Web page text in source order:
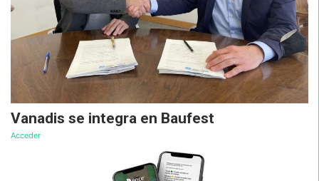
Vanadis se integra en Baufest
Acceder